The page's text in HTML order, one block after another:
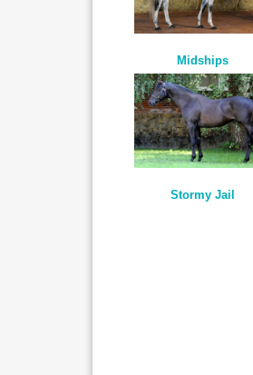
Midships
Stormy Jail